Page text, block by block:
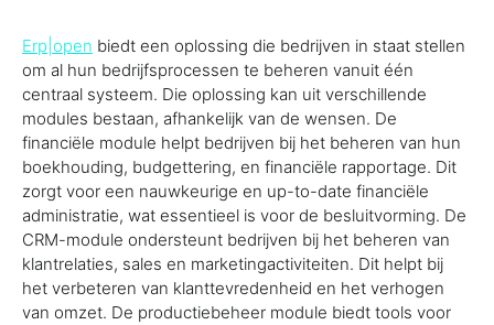
Erp|open biedt een oplossing die bedrijven in staat stellen
om al hun bedrijfsprocessen te beheren vanuit één
centraal systeem. Die oplossing kan uit verschillende
modules bestaan, afhankelijk van de wensen. De
financiële module helpt bedrijven bij het beheren van hun
boekhouding, budgettering, en financiële rapportage. Dit
zorgt voor een nauwkeurige en up-to-date financiële
administratie, wat essentieel is voor de besluitvorming. De
CRM-module ondersteunt bedrijven bij het beheren van
klantrelaties, sales en marketingactiviteiten. Dit helpt bij
het verbeteren van klanttevredenheid en het verhogen
van omzet. De productiebeheer module biedt tools voor